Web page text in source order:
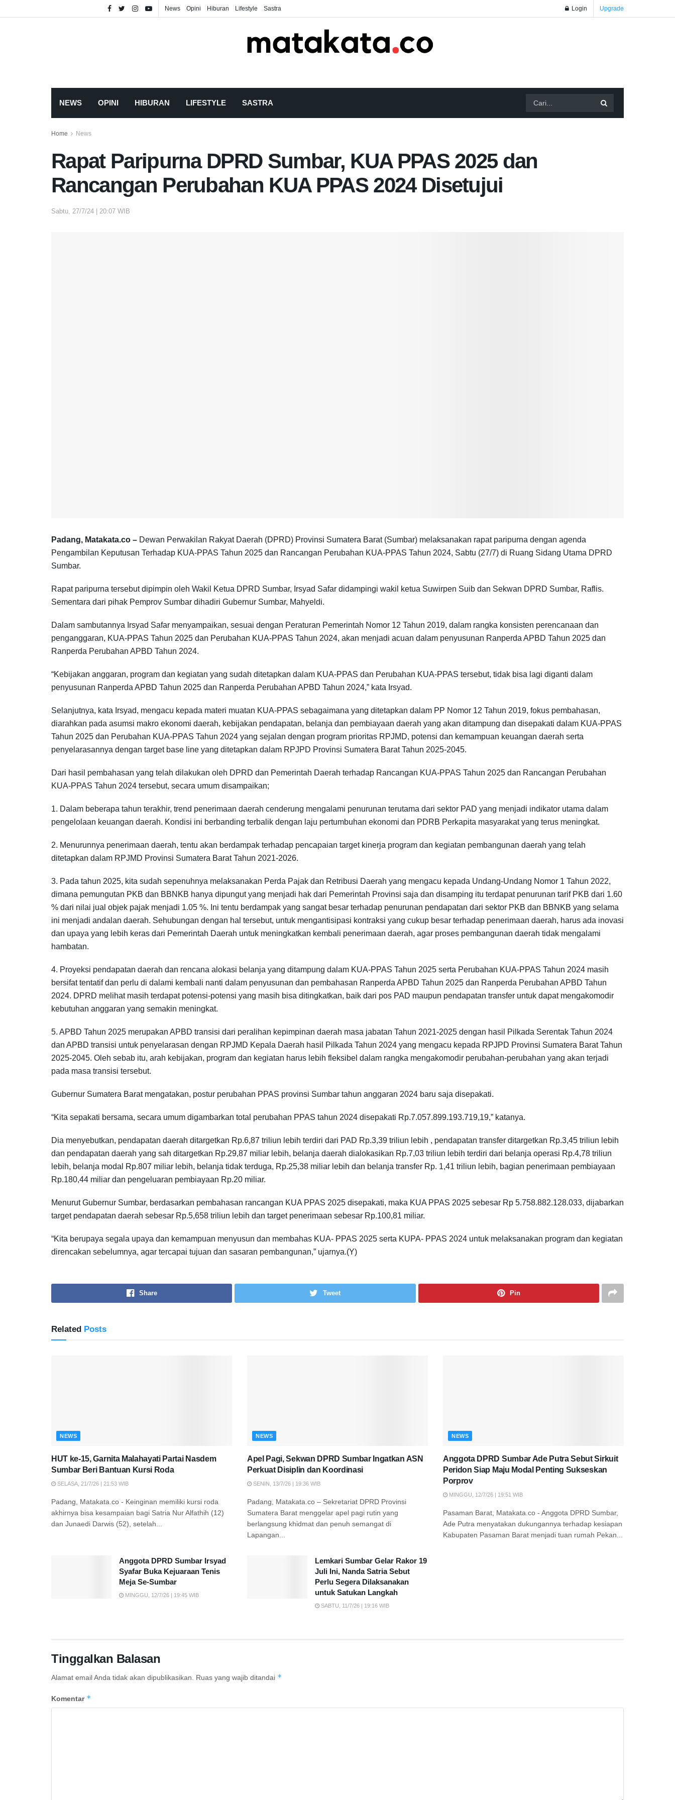
News Opini Hiburan Lifestyle Sastra Login Upgrade
NEWS OPINI HIBURAN LIFESTYLE SASTRA
Home News
Rapat Paripurna DPRD Sumbar, KUA PPAS 2025 dan
Rancangan Perubahan KUA PPAS 2024 Disetujui
Sabtu, 27/7/24 | 20:07 WIB
Padang, Matakata.co – Dewan Perwakilan Rakyat Daerah (DPRD) Provinsi Sumatera Barat (Sumbar) melaksanakan rapat paripurna dengan agenda
Pengambilan Keputusan Terhadap KUA-PPAS Tahun 2025 dan Rancangan Perubahan KUA-PPAS Tahun 2024, Sabtu (27/7) di Ruang Sidang Utama DPRD
Sumbar.
Rapat paripurna tersebut dipimpin oleh Wakil Ketua DPRD Sumbar, Irsyad Safar didampingi wakil ketua Suwirpen Suib dan Sekwan DPRD Sumbar, Raflis.
Sementara dari pihak Pemprov Sumbar dihadiri Gubernur Sumbar, Mahyeldi.
Dalam sambutannya Irsyad Safar menyampaikan, sesuai dengan Peraturan Pemerintah Nomor 12 Tahun 2019, dalam rangka konsisten perencanaan dan
penganggaran, KUA-PPAS Tahun 2025 dan Perubahan KUA-PPAS Tahun 2024, akan menjadi acuan dalam penyusunan Ranperda APBD Tahun 2025 dan
Ranperda Perubahan APBD Tahun 2024.
“Kebijakan anggaran, program dan kegiatan yang sudah ditetapkan dalam KUA-PPAS dan Perubahan KUA-PPAS tersebut, tidak bisa lagi diganti dalam
penyusunan Ranperda APBD Tahun 2025 dan Ranperda Perubahan APBD Tahun 2024,” kata Irsyad.
Selanjutnya, kata Irsyad, mengacu kepada materi muatan KUA-PPAS sebagaimana yang ditetapkan dalam PP Nomor 12 Tahun 2019, fokus pembahasan,
diarahkan pada asumsi makro ekonomi daerah, kebijakan pendapatan, belanja dan pembiayaan daerah yang akan ditampung dan disepakati dalam KUA-PPAS
Tahun 2025 dan Perubahan KUA-PPAS Tahun 2024 yang sejalan dengan program prioritas RPJMD, potensi dan kemampuan keuangan daerah serta
penyelarasannya dengan target base line yang ditetapkan dalam RPJPD Provinsi Sumatera Barat Tahun 2025-2045.
Dari hasil pembahasan yang telah dilakukan oleh DPRD dan Pemerintah Daerah terhadap Rancangan KUA-PPAS Tahun 2025 dan Rancangan Perubahan
KUA-PPAS Tahun 2024 tersebut, secara umum disampaikan;
1. Dalam beberapa tahun terakhir, trend penerimaan daerah cenderung mengalami penurunan terutama dari sektor PAD yang menjadi indikator utama dalam
pengelolaan keuangan daerah. Kondisi ini berbanding terbalik dengan laju pertumbuhan ekonomi dan PDRB Perkapita masyarakat yang terus meningkat.
2. Menurunnya penerimaan daerah, tentu akan berdampak terhadap pencapaian target kinerja program dan kegiatan pembangunan daerah yang telah
ditetapkan dalam RPJMD Provinsi Sumatera Barat Tahun 2021-2026.
3. Pada tahun 2025, kita sudah sepenuhnya melaksanakan Perda Pajak dan Retribusi Daerah yang mengacu kepada Undang-Undang Nomor 1 Tahun 2022,
dimana pemungutan PKB dan BBNKB hanya dipungut yang menjadi hak dari Pemerintah Provinsi saja dan disamping itu terdapat penurunan tarif PKB dari 1.60
% dari nilai jual objek pajak menjadi 1.05 %. Ini tentu berdampak yang sangat besar terhadap penurunan pendapatan dari sektor PKB dan BBNKB yang selama
ini menjadi andalan daerah. Sehubungan dengan hal tersebut, untuk mengantisipasi kontraksi yang cukup besar terhadap penerimaan daerah, harus ada inovasi
dan upaya yang lebih keras dari Pemerintah Daerah untuk meningkatkan kembali penerimaan daerah, agar proses pembangunan daerah tidak mengalami
hambatan.
4. Proyeksi pendapatan daerah dan rencana alokasi belanja yang ditampung dalam KUA-PPAS Tahun 2025 serta Perubahan KUA-PPAS Tahun 2024 masih
bersifat tentatif dan perlu di dalami kembali nanti dalam penyusunan dan pembahasan Ranperda APBD Tahun 2025 dan Ranperda Perubahan APBD Tahun
2024. DPRD melihat masih terdapat potensi-potensi yang masih bisa ditingkatkan, baik dari pos PAD maupun pendapatan transfer untuk dapat mengakomodir
kebutuhan anggaran yang semakin meningkat.
5. APBD Tahun 2025 merupakan APBD transisi dari peralihan kepimpinan daerah masa jabatan Tahun 2021-2025 dengan hasil Pilkada Serentak Tahun 2024
dan APBD transisi untuk penyelarasan dengan RPJMD Kepala Daerah hasil Pilkada Tahun 2024 yang mengacu kepada RPJPD Provinsi Sumatera Barat Tahun
2025-2045. Oleh sebab itu, arah kebijakan, program dan kegiatan harus lebih fleksibel dalam rangka mengakomodir perubahan-perubahan yang akan terjadi
pada masa transisi tersebut.
Gubernur Sumatera Barat mengatakan, postur perubahan PPAS provinsi Sumbar tahun anggaran 2024 baru saja disepakati.
“Kita sepakati bersama, secara umum digambarkan total perubahan PPAS tahun 2024 disepakati Rp.7.057.899.193.719,19,” katanya.
Dia menyebutkan, pendapatan daerah ditargetkan Rp.6,87 triliun lebih terdiri dari PAD Rp.3,39 triliun lebih , pendapatan transfer ditargetkan Rp.3,45 triliun lebih
dan pendapatan daerah yang sah ditargetkan Rp.29,87 miliar lebih, belanja daerah dialokasikan Rp.7,03 triliun lebih terdiri dari belanja operasi Rp.4,78 triliun
lebih, belanja modal Rp.807 miliar lebih, belanja tidak terduga, Rp.25,38 miliar lebih dan belanja transfer Rp. 1,41 triliun lebih, bagian penerimaan pembiayaan
Rp.180,44 miliar dan pengeluaran pembiayaan Rp.20 miliar.
Menurut Gubernur Sumbar, berdasarkan pembahasan rancangan KUA PPAS 2025 disepakati, maka KUA PPAS 2025 sebesar Rp 5.758.882.128.033, dijabarkan
target pendapatan daerah sebesar Rp.5,658 triliun lebih dan target penerimaan sebesar Rp.100,81 miliar.
“Kita berupaya segala upaya dan kemampuan menyusun dan membahas KUA- PPAS 2025 serta KUPA- PPAS 2024 untuk melaksanakan program dan kegiatan
direncakan sebelumnya, agar tercapai tujuan dan sasaran pembangunan,” ujarnya.(Y)
Share Tweet Pin
Related Posts
NEWS
HUT ke-15, Garnita Malahayati Partai Nasdem
Sumbar Beri Bantuan Kursi Roda
SELASA, 21/7/26 | 21:53 WIB
Padang, Matakata.co - Keinginan memiliki kursi roda
akhirnya bisa kesampaian bagi Satria Nur Alfathih (12)
dan Junaedi Darwis (52), setelah...
NEWS
Apel Pagi, Sekwan DPRD Sumbar Ingatkan ASN
Perkuat Disiplin dan Koordinasi
SENIN, 13/7/26 | 19:36 WIB
Padang, Matakata.co – Sekretariat DPRD Provinsi
Sumatera Barat menggelar apel pagi rutin yang
berlangsung khidmat dan penuh semangat di
Lapangan...
NEWS
Anggota DPRD Sumbar Ade Putra Sebut Sirkuit
Peridon Siap Maju Modal Penting Sukseskan
Porprov
MINGGU, 12/7/26 | 19:51 WIB
Pasaman Barat, Matakata.co - Anggota DPRD Sumbar,
Ade Putra menyatakan dukungannya terhadap kesiapan
Kabupaten Pasaman Barat menjadi tuan rumah Pekan...
Anggota DPRD Sumbar Irsyad
Syafar Buka Kejuaraan Tenis
Meja Se-Sumbar
MINGGU, 12/7/26 | 19:45 WIB
Lemkari Sumbar Gelar Rakor 19
Juli Ini, Nanda Satria Sebut
Perlu Segera Dilaksanakan
untuk Satukan Langkah
SABTU, 11/7/26 | 19:16 WIB
Tinggalkan Balasan
Alamat email Anda tidak akan dipublikasikan. Ruas yang wajib ditandai *
Komentar *